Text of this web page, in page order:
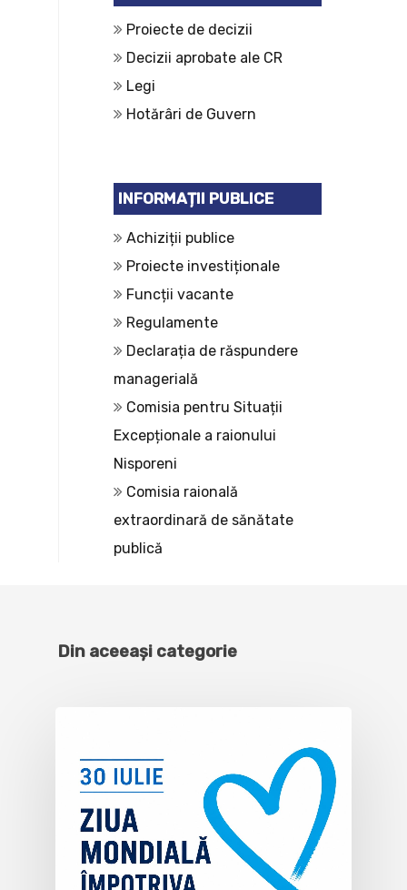
Proiecte de decizii
Decizii aprobate ale CR
Legi
Hotărâri de Guvern
INFORMAȚII PUBLICE
Achiziții publice
Proiecte investiționale
Funcții vacante
Regulamente
Declarația de răspundere
managerială
Comisia pentru Situații
Excepționale a raionului
Nisporeni
Comisia raională
extraordinară de sănătate
publică
Din aceeași categorie